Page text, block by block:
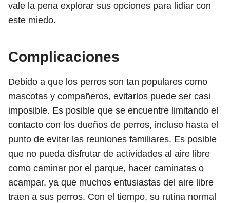
vale la pena explorar sus opciones para lidiar con
este miedo.
Complicaciones
Debido a que los perros son tan populares como
mascotas y compañeros, evitarlos puede ser casi
imposible. Es posible que se encuentre limitando el
contacto con los dueños de perros, incluso hasta el
punto de evitar las reuniones familiares. Es posible
que no pueda disfrutar de actividades al aire libre
como caminar por el parque, hacer caminatas o
acampar, ya que muchos entusiastas del aire libre
traen a sus perros. Con el tiempo, su rutina normal